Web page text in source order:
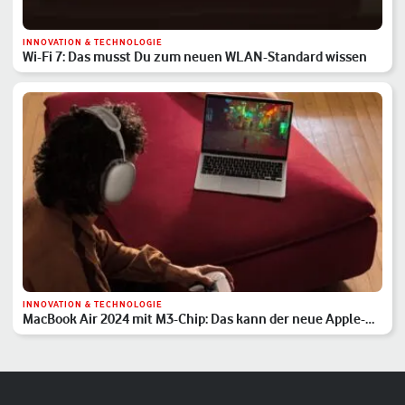
INNOVATION & TECHNOLOGIE
Wi-Fi 7: Das musst Du zum neuen WLAN-Standard wissen
INNOVATION & TECHNOLOGIE
MacBook Air 2024 mit M3-Chip: Das kann der neue Apple-
Laptop